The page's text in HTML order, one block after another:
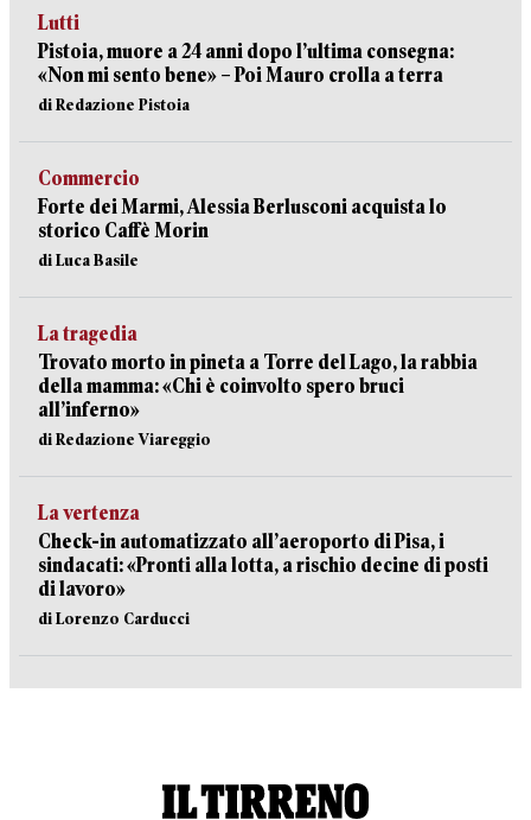
Lutti
Pistoia, muore a 24 anni dopo l’ultima consegna:
«Non mi sento bene» – Poi Mauro crolla a terra
di Redazione Pistoia
Commercio
Forte dei Marmi, Alessia Berlusconi acquista lo
storico Caffè Morin
di Luca Basile
La tragedia
Trovato morto in pineta a Torre del Lago, la rabbia
della mamma: «Chi è coinvolto spero bruci
all’inferno»
di Redazione Viareggio
La vertenza
Check-in automatizzato all’aeroporto di Pisa, i
sindacati: «Pronti alla lotta, a rischio decine di posti
di lavoro»
di Lorenzo Carducci